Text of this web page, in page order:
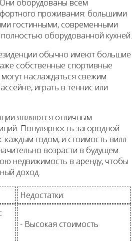
оборудованы всем
проживания: большими
гостинными, современными
оборудованной кухней.
обычно имеют большие
собственные спортивные
наслаждаться свежим
играть в теннис или
являются отличным
Популярность загородной
каждым годом, и стоимость вилл
возрасти в будущем.
недвижимость в аренду, чтобы
доход.
Недостатки:
- Высокая стоимость